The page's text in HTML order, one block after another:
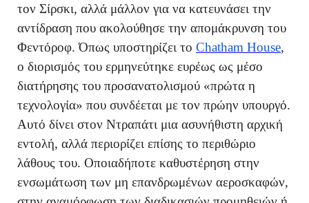
τον Σίρσκι, αλλά μάλλον για να κατευνάσει την
αντίδραση που ακολούθησε την απομάκρυνση του
Φεντόροφ. Όπως υποστηρίζει το Chatham House,
ο διορισμός του ερμηνεύτηκε ευρέως ως μέσο
διατήρησης του προσανατολισμού «πρώτα η
τεχνολογία» που συνδέεται με τον πρώην υπουργό.
Αυτό δίνει στον Ντραπάτι μια ασυνήθιστη αρχική
εντολή, αλλά περιορίζει επίσης το περιθώριο
λάθους του. Οποιαδήποτε καθυστέρηση στην
ενσωμάτωση των μη επανδρωμένων αεροσκαφών,